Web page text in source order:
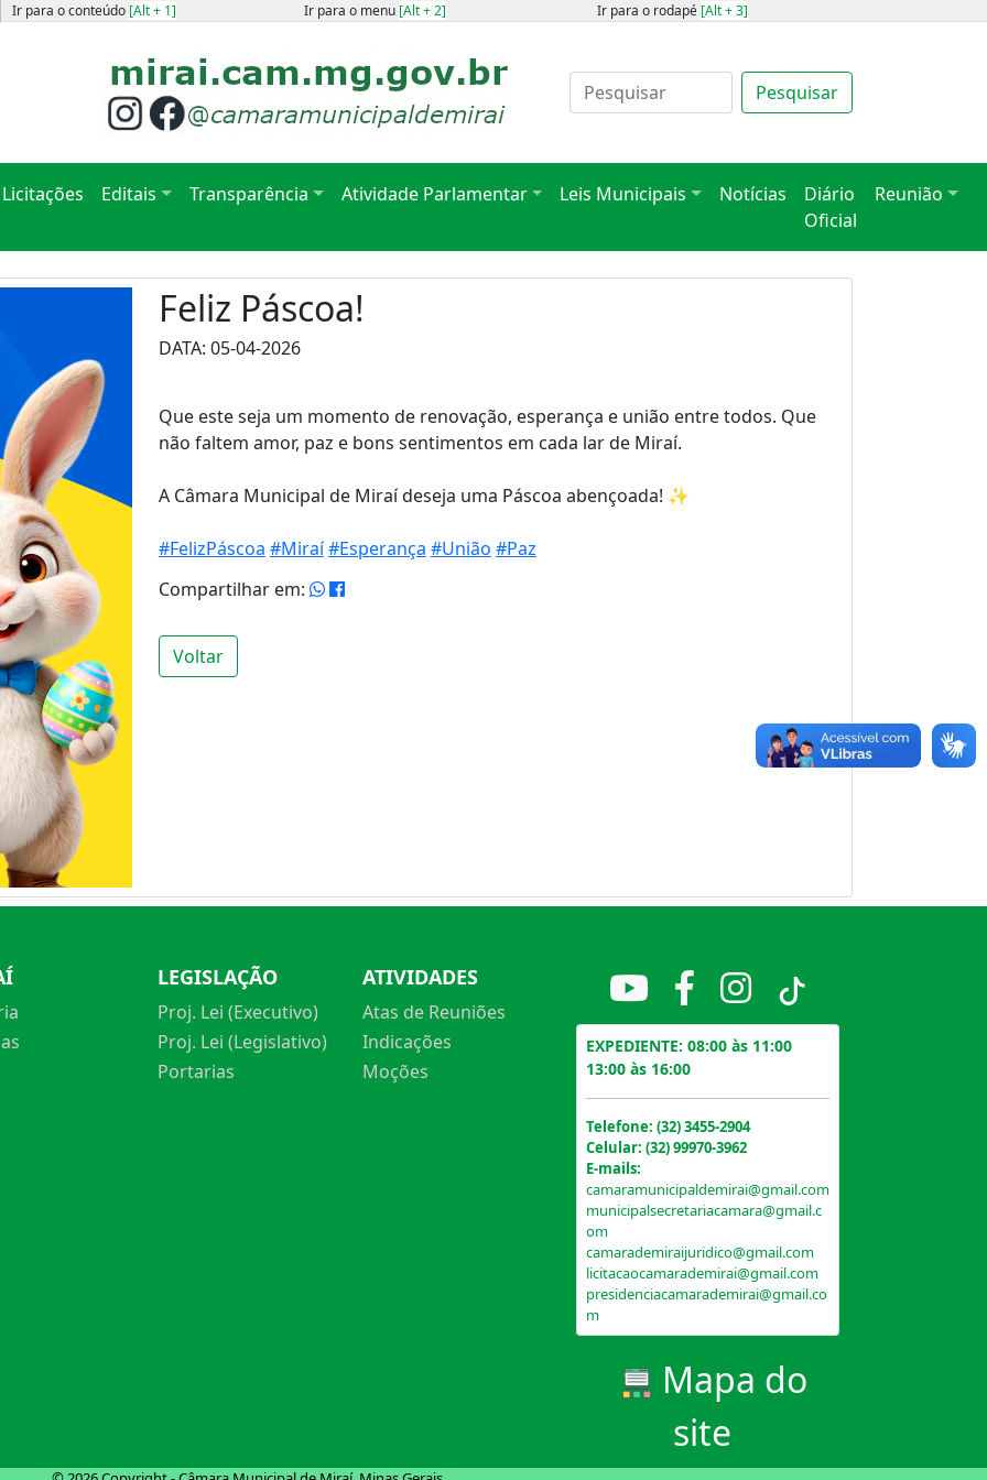
Ir para o conteúdo [Alt + 1] Ir para o menu [Alt + 2] Ir para o rodapé [Alt + 3]
Pesquisar
Licitações Editais Transparência Atividade Parlamentar Leis Municipais Notícias
Diário
Oficial
Reunião
Feliz Páscoa!
DATA: 05-04-2026
Que este seja um momento de renovação, esperança e união entre todos. Que
não faltem amor, paz e bons sentimentos em cada lar de Miraí.
A Câmara Municipal de Miraí deseja uma Páscoa abençoada! ✨
#FelizPáscoa #Miraí#Esperança #União #Paz
Compartilhar em:
Voltar
LEGISLAÇÃO
Proj. Lei (Executivo)
Proj. Lei (Legislativo)
Portarias
ATIVIDADES
Atas de Reuniões
Indicações
Moções
EXPEDIENTE: 08:00 às 11:00
13:00 às 16:00
Telefone: (32) 3455-2904
Celular: (32) 99970-3962
E-mails:
camaramunicipaldemirai@gmail.com
municipalsecretariacamara@gmail.c
om
camarademiraijuridico@gmail.com
licitacaocamarademirai@gmail.com
presidenciacamarademirai@gmail.co
m
Mapa do
site